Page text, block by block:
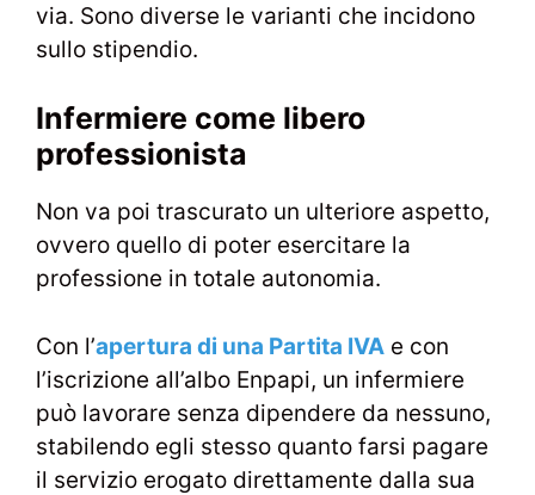
via. Sono diverse le varianti che incidono
sullo stipendio.
Infermiere come libero
professionista
Non va poi trascurato un ulteriore aspetto,
ovvero quello di poter esercitare la
professione in totale autonomia.
Con l’apertura di una Partita IVA e con
l’iscrizione all’albo Enpapi, un infermiere
può lavorare senza dipendere da nessuno,
stabilendo egli stesso quanto farsi pagare
il servizio erogato direttamente dalla sua